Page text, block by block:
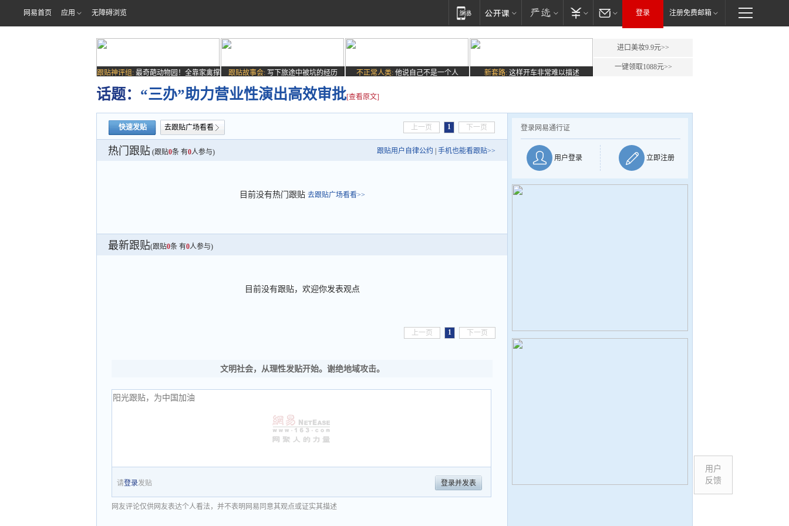
网易首页 应用 无障碍浏览 登录 注册免费邮箱
跟贴神评组: 最奇葩动物园！全靠家禽撑
场子
跟贴故事会: 写下旅途中被坑的经历 不正常人类: 他说自己不是一个人 新套路: 这样开车非常难以描述
进口美妆9.9元>>
一键领取1088元>>
话题： “三办”助力营业性演出高效审批[查看原文]
快速发贴 去跟贴广场看看 上一页 1 下一页
热门跟贴 (跟贴0条 有0人参与) 跟贴用户自律公约 手机也能看跟贴>>
目前没有热门跟贴 去跟贴广场看看>>
最新跟贴(跟贴0条 有0人参与)
目前没有跟贴，欢迎你发表观点
上一页 1 下一页
文明社会，从理性发贴开始。谢绝地域攻击。
请登录发贴 登录并发表
网友评论仅供网友表达个人看法，并不表明网易同意其观点或证实其描述
登录网易通行证
用户登录 立即注册
用户
反馈